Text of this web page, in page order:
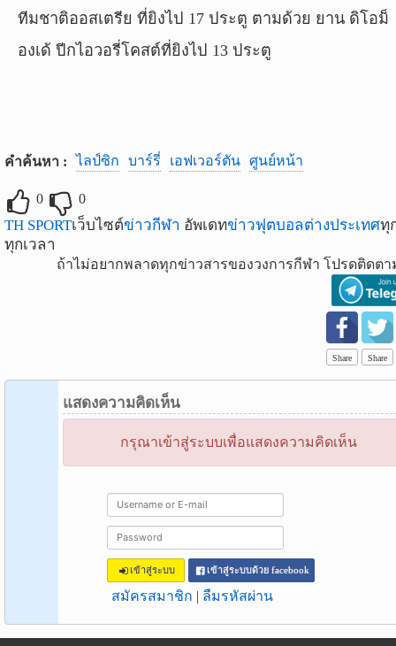
ทีมชาติออสเตรีย ที่ยิงไป 17 ประตู ตามด้วย ยาน ดิโอม็
องเด้ ปีกไอวอรี่โคสต์ที่ยิงไป 13 ประตู
คำค้นหา : ไลป์ซิก บาร์รี่ เอฟเวอร์ตัน ศูนย์หน้า
0 0
TH SPORTเว็บไซต์ข่าวกีฬา อัพเดทข่าวฟุตบอลต่างประเทศทุ
ทุกเวลา
ถ้าไม่อยากพลาดทุกข่าวสารของวงการกีฬา โปรดติดตา
Share Share
แสดงความคิดเห็น
กรุณาเข้าสู่ระบบเพื่อแสดงความคิดเห็น
เข้าสู่ระบบ เข้าสู่ระบบด้วย facebook
สมัครสมาชิก | ลืมรหัสผ่าน